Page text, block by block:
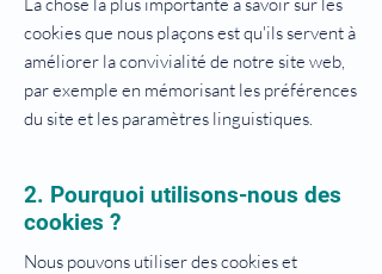
cookies que nous plaçons est qu'ils servent à
améliorer la convivialité de notre site web,
par exemple en mémorisant les préférences
du site et les paramètres linguistiques.
2. Pourquoi utilisons-nous des
cookies ?
Nous pouvons utiliser des cookies et